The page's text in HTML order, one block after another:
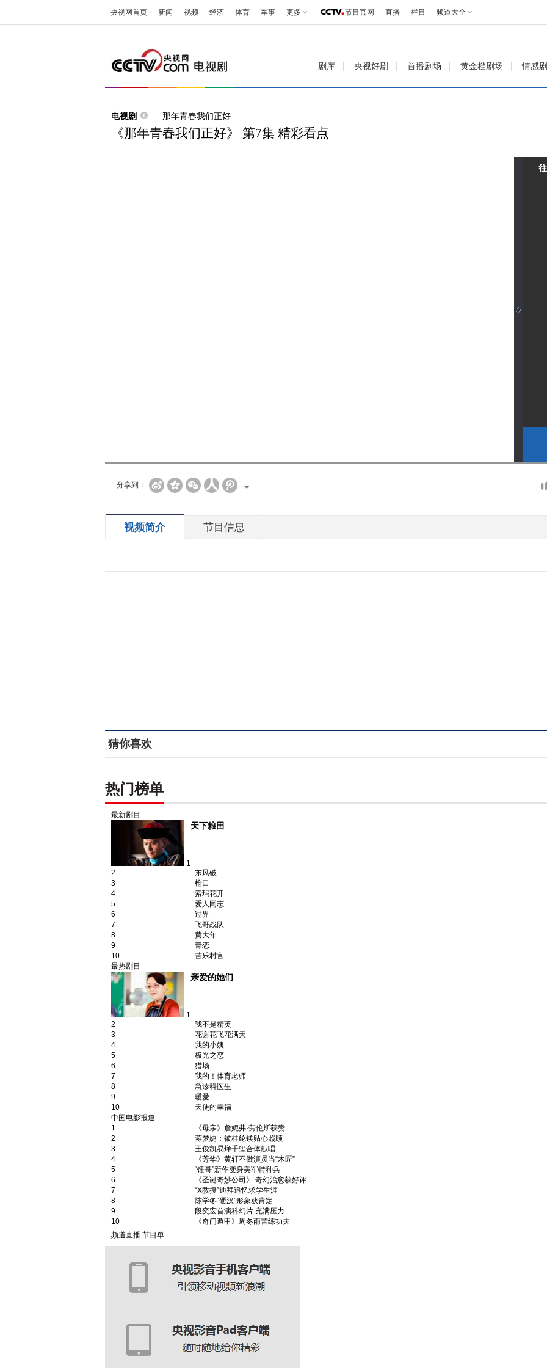
央视网首页 新闻 视频 经济 体育 军事 更多 节目官网 直播 栏目 频道大全
剧库 央视好剧 首播剧场 黄金档剧场 情感
电视剧 那年青春我们正好
《那年青春我们正好》 第7集 精彩看点
分享到：
视频简介 节目信息
猜你喜欢
热门榜单
最新剧目
1
天下粮田
2
东风破
3
枪口
4
索玛花开
5
爱人同志
6
过界
7
飞哥战队
8
黄大年
9
青恋
10
苦乐村官
最热剧目
1
亲爱的她们
2
我不是精英
3
花谢花飞花满天
4
我的小姨
5
极光之恋
6
猎场
7
我的！体育老师
8
急诊科医生
9
暖爱
10
天使的幸福
中国电影报道
1
《母亲》詹妮弗·劳伦斯获赞
2
蒋梦婕：被桂纶镁贴心照顾
3
王俊凯易烊千玺合体献唱
4
《芳华》黄轩不做演员当“木匠”
5
“锤哥”新作变身美军特种兵
6
《圣诞奇妙公司》 奇幻治愈获好评
7
“X教授”迪拜追忆求学生涯
8
陈学冬“硬汉”形象获肯定
9
段奕宏首演科幻片 充满压力
10
《奇门遁甲》周冬雨苦练功夫
频道直播 节目单